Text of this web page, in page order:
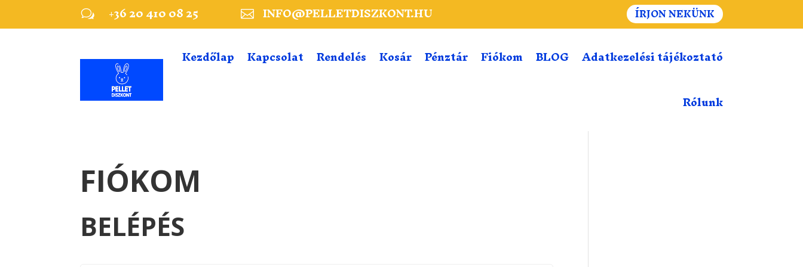
w +36 20 410 08 25  INFO@PELLETDISZKONT.HU ÍRJON NEKÜNK
Kezdőlap Kapcsolat Rendelés Kosár Pénztár Fiókom BLOG Adatkezelési tájékoztató
Rólunk
FIÓKOM
BELÉPÉS